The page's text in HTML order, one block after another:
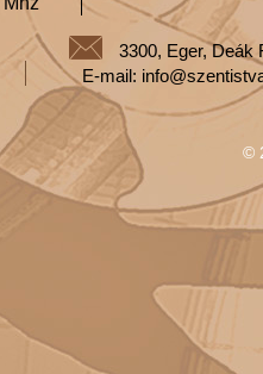
3300, Eger, Deák
E-mail:
©